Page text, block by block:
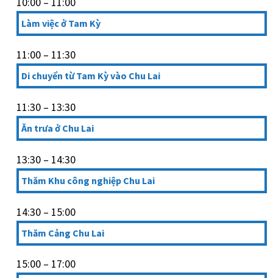
Làm việc ở Tam Kỳ
11:00 – 11:30
Di chuyển từ Tam Kỳ vào Chu Lai
11:30 – 13:30
Ăn trưa ở Chu Lai
13:30 – 14:30
Thăm Khu công nghiệp Chu Lai
14:30 – 15:00
Thăm Cảng Chu Lai
15:00 – 17:00